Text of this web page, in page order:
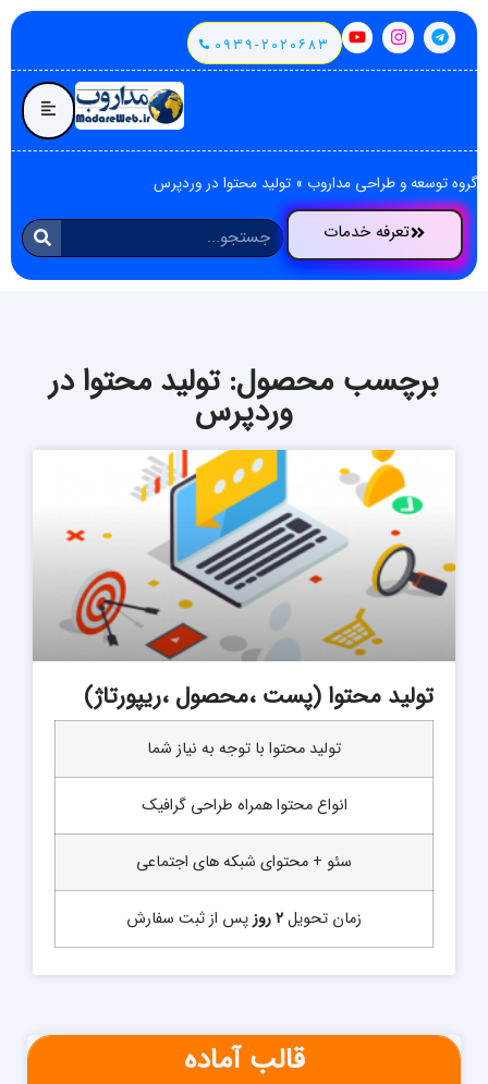
۰۹۳۹-۲۰۲۰۶۸۳
گروه توسعه و طراحی مداروب » تولید محتوا در وردپرس
تعرفه خدمات
برچسب محصول: تولید محتوا در
وردپرس
تولید محتوا (پست ،محصول ،ریپورتاژ)
تولید محتوا با توجه به نیاز شما
انواع محتوا همراه طراحی گرافیک
سئو + محتوای شبکه های اجتماعی
زمان تحویل۲ روز پس از ثبت سفارش
قالب آماده